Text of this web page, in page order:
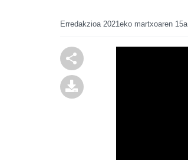
Erredakzioa 2021eko martxoaren 15a